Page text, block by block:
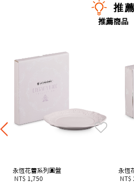
推薦
推薦商品
永恆花蕾系列圓盤
NT$ 1,750
永恆
NT$